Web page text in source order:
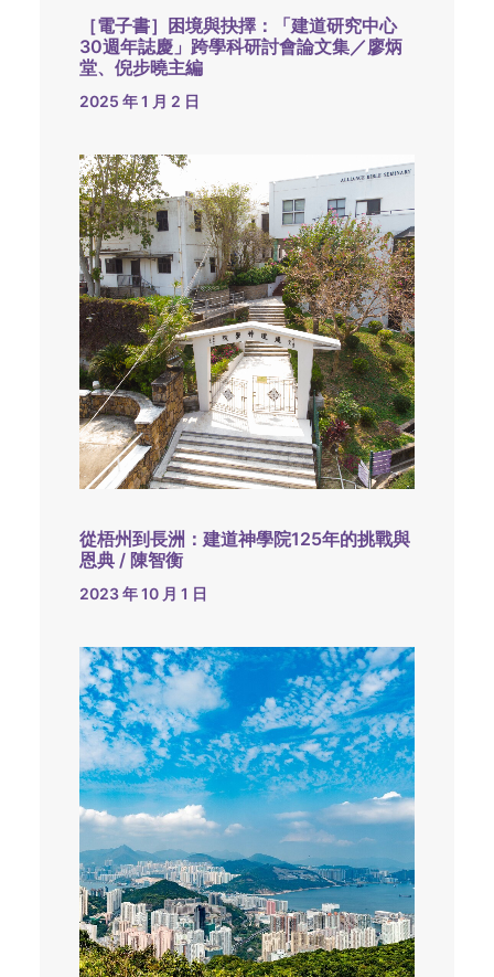
［電子書］困境與抉擇：「建道研究中心
30週年誌慶」跨學科研討會論文集／廖炳
堂、倪步曉主編
2025 年 1 月 2 日
從梧州到長洲：建道神學院125年的挑戰與
恩典 / 陳智衡
2023 年 10 月 1 日